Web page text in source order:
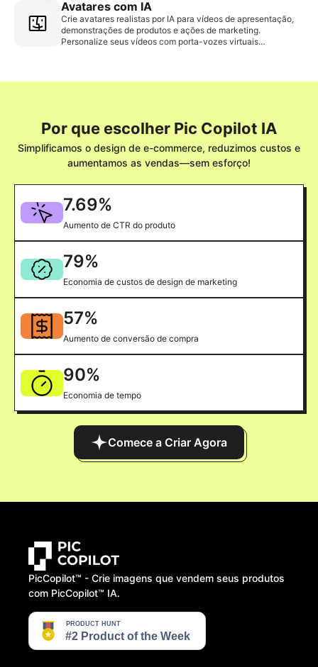
Avatares com IA
Crie avatares realistas por IA para vídeos de apresentação,
demonstrações de produtos e ações de marketing.
Personalize seus vídeos com porta-vozes virtuais
Por que escolher Pic Copilot IA
Simplificamos o design de e-commerce, reduzimos custos e
aumentamos as vendas—sem esforço!
7.69%
Aumento de CTR do produto
79%
Economia de custos de design de marketing
57%
Aumento de conversão de compra
90%
Economia de tempo
Comece a Criar Agora
PicCopilot™️ - Crie imagens que vendem seus produtos
com PicCopilot™️ IA.